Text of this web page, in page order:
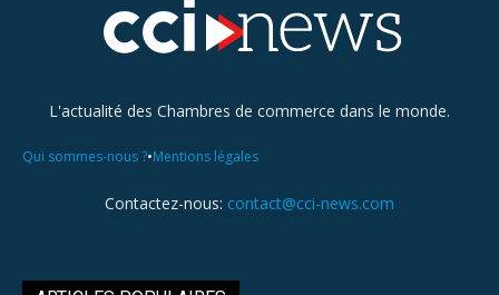
L'actualité des Chambres de commerce dans le monde.
Qui sommes-nous ?•Mentions légales
Contactez-nous: contact@cci-news.com